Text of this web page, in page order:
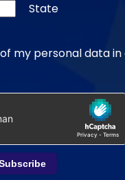
State
my personal data